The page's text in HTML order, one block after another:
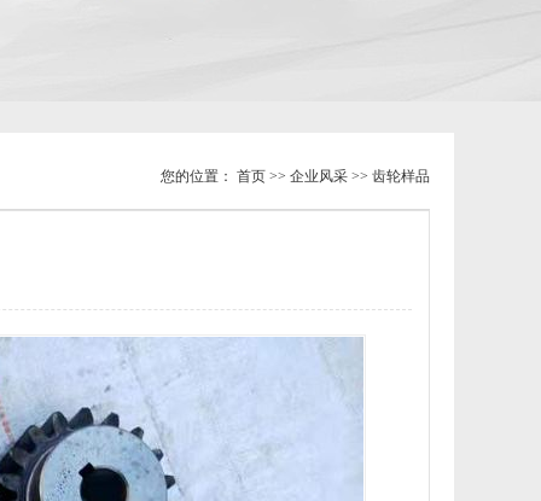
您的位置： 首页 >> 企业风采 >> 齿轮样品